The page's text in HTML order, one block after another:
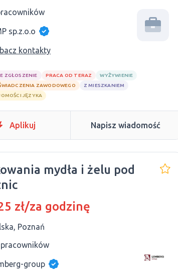
sp.z.o.o
kontakty
ZGŁOSZENIE PRACA OD TERAZ
WYŻYWIENIE
ZAWODOWEGO
Z MIESZKANIEM
JĘZYKA
Aplikuj Napisz wiadomość
mydła i żelu pod
zł/za godzinę
Poznań
group